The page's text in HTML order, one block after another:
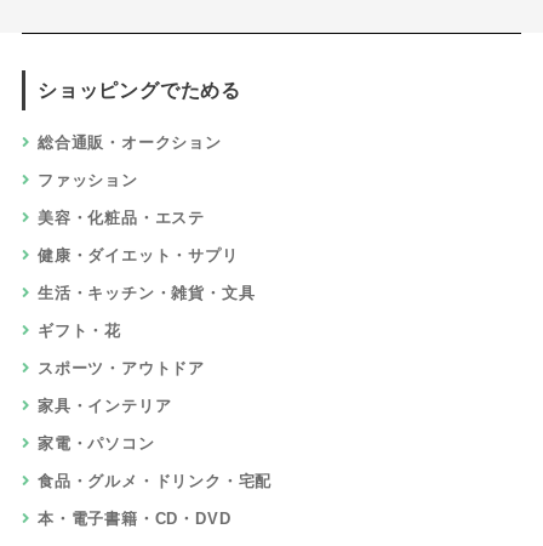
ショッピングでためる
総合通販・オークション
ファッション
美容・化粧品・エステ
健康・ダイエット・サプリ
生活・キッチン・雑貨・文具
ギフト・花
スポーツ・アウトドア
家具・インテリア
家電・パソコン
食品・グルメ・ドリンク・宅配
本・電子書籍・CD・DVD